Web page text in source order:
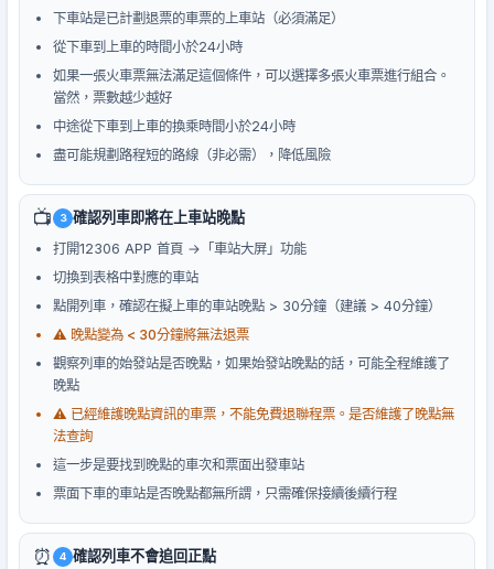
下車站是已計劃退票的車票的上車站（必須滿足）
從下車到上車的時間小於24小時
如果一張火車票無法滿足這個條件，可以選擇多張火車票進行組合。
當然，票數越少越好
中途從下車到上車的換乘時間小於24小時
盡可能規劃路程短的路線（非必需），降低風險
📺 3 確認列車即將在上車站晚點
打開12306 APP 首頁 →「車站大屏」功能
切換到表格中對應的車站
點開列車，確認在擬上車的車站晚點 > 30分鐘（建議 > 40分鐘）
⚠️ 晚點變為 < 30分鐘將無法退票
觀察列車的始發站是否晚點，如果始發站晚點的話，可能全程維護了
晚點
⚠️ 已經維護晚點資訊的車票，不能免費退聯程票。是否維護了晚點無
法查詢
這一步是要找到晚點的車次和票面出發車站
票面下車的車站是否晚點都無所謂，只需確保接續後續行程
⏰ 4 確認列車不會追回正點